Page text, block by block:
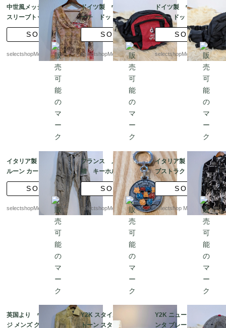
中世風メッシュロング
スリーブトップス ピン
ク ベージュユーロ C
&A 42SOLD
selectshopMerci.
ドイツ製 ウエストポ
ーチ ドット柄 Deuter
Bum Tasche Transpor
t Hänkel Tasche gebra
uchte Trage red 赤
SOLD
selectshopMerci.
ドイツ製 ウエストポ
ーチ ドット柄 Deuter
Bum Tasche Transpor
t Hänkel Tasche gebra
uchte Trage ブラッ
ク
SOLD
selectshopMerci.
イタリア製 RaRe バ
ルーン カーゴ リネン
パンツ Y2K デッドス
SOLD
selectshopMerci.
フランス メタル
猫 キーホルダー 合
金 cat カラフル vin
tage 雑貨SOLD
selectshopMerci.
イタリア製 メンズ ア
ブストラクトパターン
シャツ Lサイズ ブラ
ック ビスコース
SOLD
selectshop Merci.
英国より ヴィンテー
ジ メンズ グラフィック
Y2K スタイル ラインス
トーン スタッズ スター
Y2K ニューエラ アトラ
ンタ ブレーブス MLB